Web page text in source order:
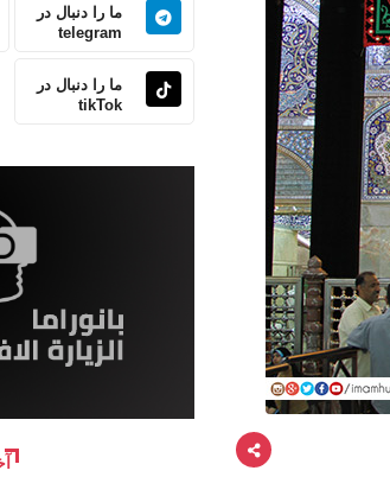
ما را دنبال در
telegram
ما را دنبال در
tikTok